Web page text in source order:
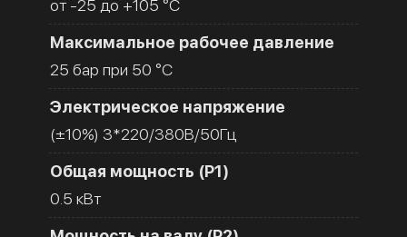
от -25 до +105 °C
Максимальное рабочее давление
25 бар при 50 °C
Электрическое напряжение
(±10%) 3*220/380В/50Гц
Общая мощность (Р1)
0.5 кВт